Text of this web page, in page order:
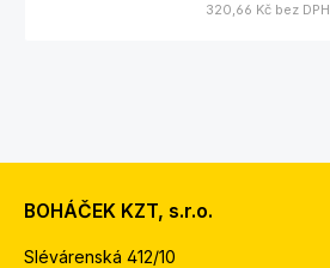
320,66 Kč bez DPH
BOHÁČEK KZT, s.r.o.
Slévárenská 412/10